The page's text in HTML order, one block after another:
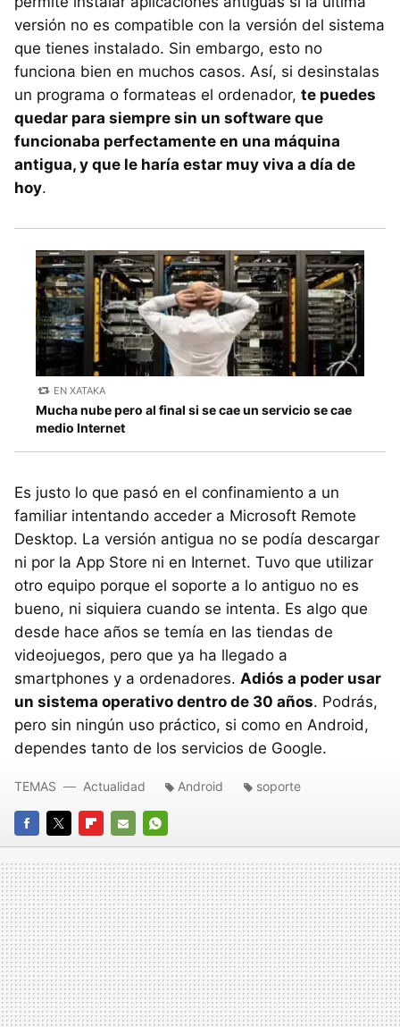
versión no es compatible con la versión del sistema
que tienes instalado. Sin embargo, esto no
funciona bien en muchos casos. Así, si desinstalas
un programa o formateas el ordenador, te puedes
quedar para siempre sin un software que
funcionaba perfectamente en una máquina
antigua, y que le haría estar muy viva a día de
hoy.
EN XATAKA
Mucha nube pero al final si se cae un servicio se cae
medio Internet
Es justo lo que pasó en el confinamiento a un
familiar intentando acceder a Microsoft Remote
Desktop. La versión antigua no se podía descargar
ni por la App Store ni en Internet. Tuvo que utilizar
otro equipo porque el soporte a lo antiguo no es
bueno, ni siquiera cuando se intenta. Es algo que
desde hace años se temía en las tiendas de
videojuegos, pero que ya ha llegado a
smartphones y a ordenadores. Adiós a poder usar
un sistema operativo dentro de 30 años. Podrás,
pero sin ningún uso práctico, si como en Android,
dependes tanto de los servicios de Google.
FACEBOOK
TWITTERFLIPBOARD
E-
MAIL
WHATSAPP
TEMAS Actualidad Android soporte